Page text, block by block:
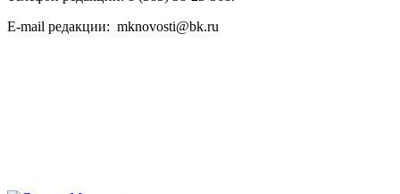
E-mail редакции: mknovosti@bk.ru